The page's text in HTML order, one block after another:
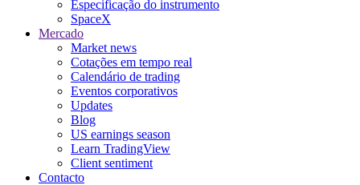
Especificação do instrumento
SpaceX
Mercado
Market news
Cotações em tempo real
Calendário de trading
Eventos corporativos
Updates
Blog
US earnings season
Learn TradingView
Client sentiment
Contacto